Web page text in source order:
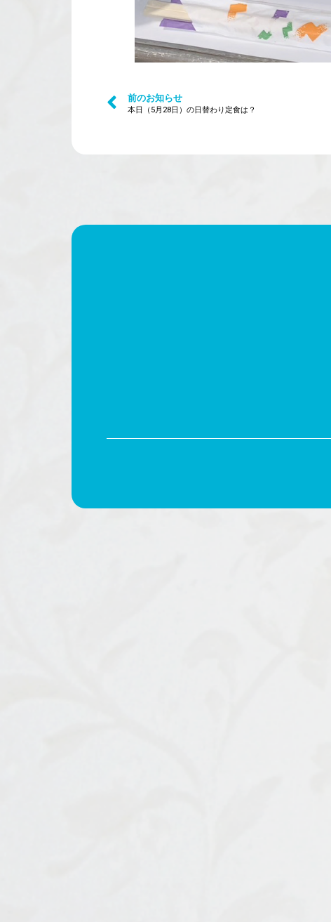
前のお知らせ
本日（5月28日）の日替わり定食は？